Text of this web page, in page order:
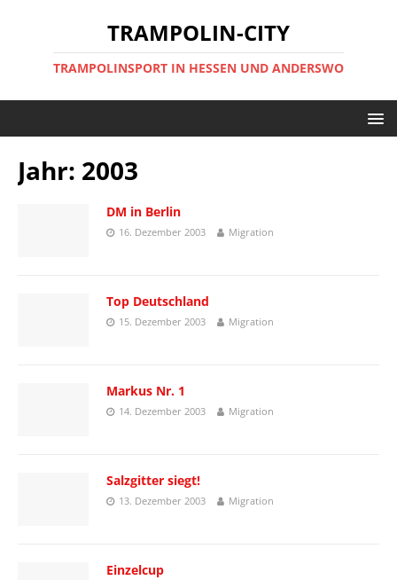
TRAMPOLIN-CITY
TRAMPOLINSPORT IN HESSEN UND ANDERSWO
Jahr: 2003
DM in Berlin
16. Dezember 2003 Migration
Top Deutschland
15. Dezember 2003 Migration
Markus Nr. 1
14. Dezember 2003 Migration
Salzgitter siegt!
13. Dezember 2003 Migration
Einzelcup